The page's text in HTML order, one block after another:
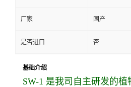
厂家 国产
是否进口 否
基础介绍
SW-1 是我司自主研发的